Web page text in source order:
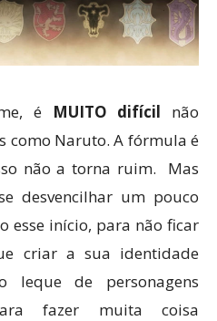
é MUITO difícil não
como Naruto. A fórmula é
não a torna ruim. Mas
desvencilhar um pouco
esse início, para não ficar
criar a sua identidade
leque de personagens
fazer muita coisa